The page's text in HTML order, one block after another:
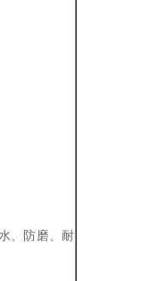
、防磨、耐